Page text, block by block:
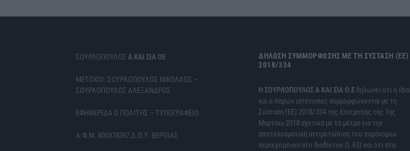
ΣΟΥΡΛΟΠΟΥΛΟΣ Α ΚΑΙ ΣΙΑ ΟΕ
ΜΕΤΟΧΟΙ: ΣΟΥΡΛΟΠΟΥΛΟΣ ΝΙΚΟΛΑΟΣ –
ΣΟΥΡΛΟΠΟΥΛΟΣ ΑΛΕΞΑΝΔΡΟΣ
ΕΦΗΜΕΡΙΔΑ Ο ΠΟΛΙΤΗΣ – ΤΥΠΟΓΡΑΦΕΙΟ
Α.Φ.Μ. 800378397 Δ.Ο.Υ. ΒΕΡΟΙΑΣ
ΔΉΛΩΣΗ ΣΥΜΜΌΡΦΩΣΗΣ ΜΕ ΤΗ ΣΎΣΤΑΣΗ (ΕΕ)
2018/334
H ΣΟΥΡΛΟΠΟΥΛΟΣ Α ΚΑΙ ΣΙΑ Ο.Ε δηλώνει ότι η ίδια
και ο παρών ιστότοπος συμμορφώνονται με τη
Σύσταση (ΕΕ) 2018/334 της Επιτροπής της 1ης
Μαρτίου 2018 σχετικά με τα μέτρα για την
αποτελεσματική αντιμετώπιση του παράνομου
περιεχομένου στο διαδίκτυο (L 63) και ότι στο